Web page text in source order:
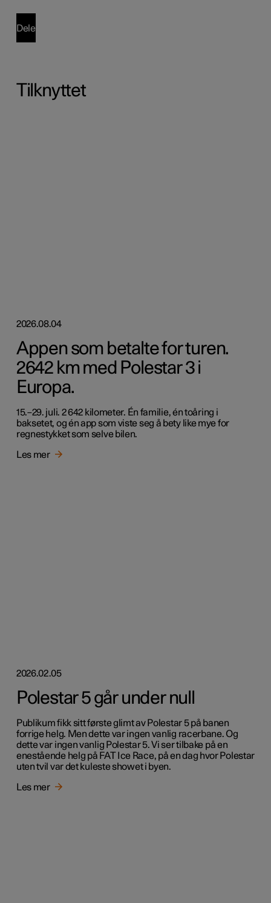
Dele
Tilknyttet
2026.08.04
Appen som betalte for turen.
2642 km med Polestar 3 i
Europa.
15.–29. juli. 2 642 kilometer. Én familie, én toåring i
baksetet, og én app som viste seg å bety like mye for
regnestykket som selve bilen.
Les mer
2026.02.05
Polestar 5 går under null
Publikum fikk sitt første glimt av Polestar 5 på banen
forrige helg. Men dette var ingen vanlig racerbane. Og
dette var ingen vanlig Polestar 5. Vi ser tilbake på en
enestående helg på FAT Ice Race, på en dag hvor Polestar
uten tvil var det kuleste showet i byen.
Les mer